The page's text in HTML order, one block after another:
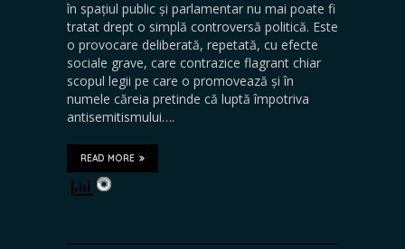
în spațiul public și parlamentar nu mai poate fi
tratat drept o simplă controversă politică. Este
o provocare deliberată, repetată, cu efecte
sociale grave, care contrazice flagrant chiar
scopul legii pe care o promovează și în
numele căreia pretinde că luptă împotriva
antisemitismului….
READ MORE